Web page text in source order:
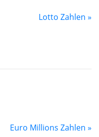
Lotto Zahlen »
Euro Millions Zahlen »